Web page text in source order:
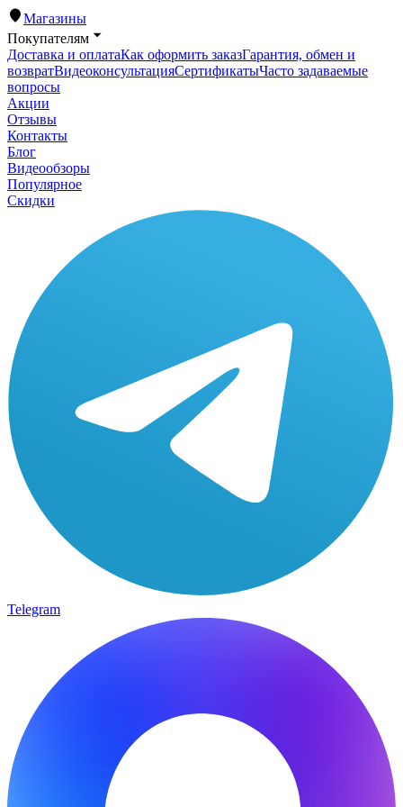
Магазины
Покупателям
Доставка и оплатаКак оформить заказГарантия, обмен и
возвратВидеоконсультацияСертификатыЧасто задаваемые
вопросы
Акции
Отзывы
Контакты
Блог
Видеообзоры
Популярное
Скидки
Telegram